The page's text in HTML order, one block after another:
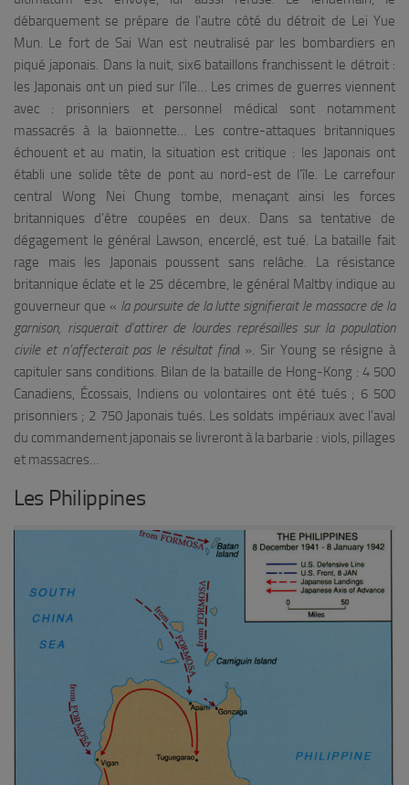
débarquement se prépare de l’autre côté du détroit de Lei Yue
Mun. Le fort de Sai Wan est neutralisé par les bombardiers en
piqué japonais. Dans la nuit, six6 bataillons franchissent le détroit :
les Japonais ont un pied sur l’île… Les crimes de guerres viennent
avec : prisonniers et personnel médical sont notamment
massacrés à la baïonnette… Les contre-attaques britanniques
échouent et au matin, la situation est critique : les Japonais ont
établi une solide tête de pont au nord-est de l’île. Le carrefour
central Wong Nei Chung tombe, menaçant ainsi les forces
britanniques d’être coupées en deux. Dans sa tentative de
dégagement le général Lawson, encerclé, est tué. La bataille fait
rage mais les Japonais poussent sans relâche. La résistance
britannique éclate et le 25 décembre, le général Maltby indique au
gouverneur que « la poursuite de la lutte signifierait le massacre de la
garnison, risquerait d’attirer de lourdes représailles sur la population
civile et n’affecterait pas le résultat final ». Sir Young se résigne à
capituler sans conditions. Bilan de la bataille de Hong-Kong : 4 500
Canadiens, Écossais, Indiens ou volontaires ont été tués ; 6 500
prisonniers ; 2 750 Japonais tués. Les soldats impériaux avec l’aval
du commandement japonais se livreront à la barbarie : viols, pillages
et massacres…
Les Philippines